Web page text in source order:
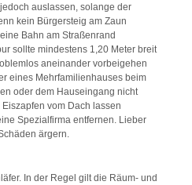
auslassen, solange der
kein Bürgersteig am Zaun
Bahn am Straßenrand
sollte mindestens 1,20 Meter breit
aneinander vorbeigehen
eines Mehrfamilienhauses beim
oder dem Hauseingang nicht
vom Dach lassen
Spezialfirma entfernen. Lieber
ärgern.
In der Regel gilt die Räum- und